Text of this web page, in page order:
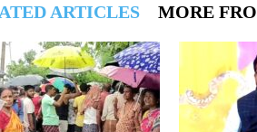
ARTICLES MORE